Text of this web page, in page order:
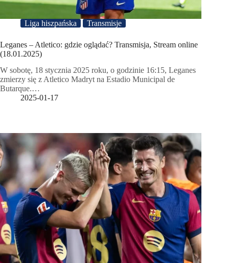
Liga hiszpańska Transmisje
Leganes – Atletico: gdzie oglądać? Transmisja, Stream online
(18.01.2025)
W sobotę, 18 stycznia 2025 roku, o godzinie 16:15, Leganes
zmierzy się z Atletico Madryt na Estadio Municipal de
Butarque.…
2025-01-17